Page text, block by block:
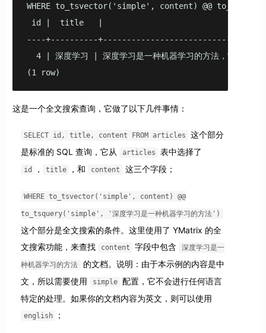
WHERE to_tsvector('simple', content) @@
id |  title   |
----+----------
4 | 深度学习 | 深度学习是一种机器学习的方法，它依赖于
(1 row)
这是一个全文搜索查询，它做了以下几件事情：
SELECT id, title, content FROM articles
这个部分
是标准的 SQL 查询，它从
articles 表中选择了
id ， title ，和 content 这三个字段；
WHERE to_tsvector('simple', content) @@
to_tsquery('simple', '深度学习是一种机器学习的方法')
这个部分是全文搜索的条件。这里使用了 YMatrix 的全
文搜索功能，来查找
content 字段中包含 深度学习是一
种机器学习的方法
的文档。说明：由于本示例的内容是中
文，所以需要使用
simple
配置，它不会进行任何语言
特定的处理。如果你的文档内容为英文，则可以使用
english ；